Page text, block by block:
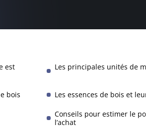
est Les principales unités de
bois Les essences de bois et
Conseils pour estimer le
l’achat